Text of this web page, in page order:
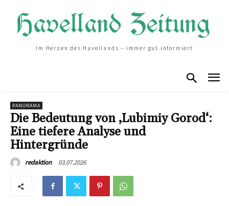
Im Herzen des Havellands – immer gut informiert
PANORAMA
Die Bedeutung von ‚Lubimiy Gorod‘:
Eine tiefere Analyse und
Hintergründe
redaktion 03.07.2026